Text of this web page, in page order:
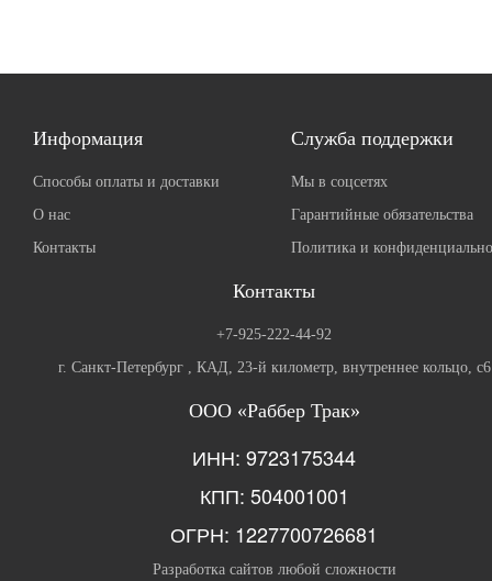
Информация
Способы оплаты и доставки
О нас
Контакты
Служба поддержки
Мы в соцсетях
Гарантийные обязательства
Политика и
Контакты
+7-925-222-44-92
г. Санкт-Петербург , КАД, 23-й километр, внутреннее кольцо, с6
ООО «Раббер Трак»
ИНН: 9723175344
КПП: 504001001
ОГРН: 1227700726681
Разработка сайтов любой сложности